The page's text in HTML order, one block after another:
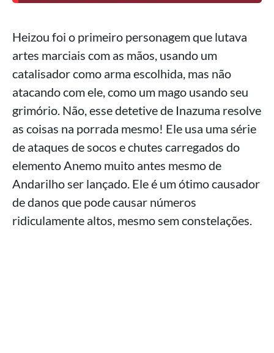
Heizou foi o primeiro personagem que lutava
artes marciais com as mãos, usando um
catalisador como arma escolhida, mas não
atacando com ele, como um mago usando seu
grimório. Não, esse detetive de Inazuma resolve
as coisas na porrada mesmo! Ele usa uma série
de ataques de socos e chutes carregados do
elemento Anemo muito antes mesmo de
Andarilho ser lançado. Ele é um ótimo causador
de danos que pode causar números
ridiculamente altos, mesmo sem constelações.